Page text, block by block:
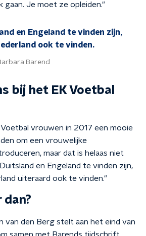
gaan. Je moet ze opleiden."
en Engeland te vinden zijn,
ook te vinden.
Barend
bij het EK Voetbal
vrouwen in 2017 een mooie
om een vrouwelijke
maar dat is helaas niet
en Engeland te vinden zijn,
uiteraard ook te vinden."
dan?
van den Berg stelt aan het eind van